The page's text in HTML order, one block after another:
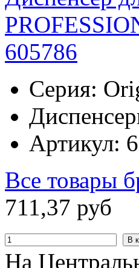
605786
Серия:
Артикул:
Все товары
711,37 руб
В
На